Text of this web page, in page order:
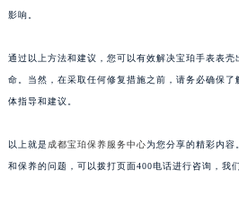
影响。
通过以上方法和建议，您可以有效解决宝珀手表表
命。当然，在采取任何修复措施之前，请务必确保
体指导和建议。
以上就是 成都宝珀保养服务中心为您分享的精彩内容
和保养的问题，可以拨打页面400电话进行咨询，我